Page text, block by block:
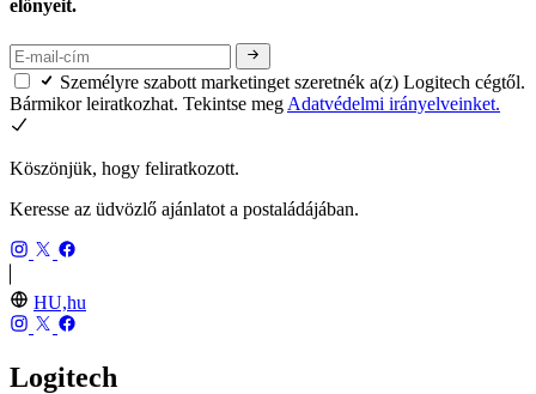
előnyeit.
Személyre szabott marketinget szeretnék a(z) Logitech cégtől.
Bármikor leiratkozhat. Tekintse meg Adatvédelmi irányelveinket.
Köszönjük, hogy feliratkozott.
Keresse az üdvözlő ajánlatot a postaládájában.
HU,hu
Logitech